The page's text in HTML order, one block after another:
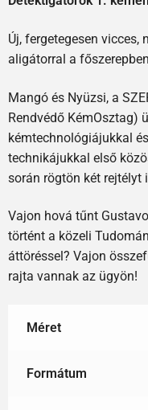
Új, fergetegesen vicces,
aligátorral a
Mangó és Nyüzsi, a
Rendvédő KémOsztag)
kémtechnológiájukkal
technikájukkal első
során rögtön két rejtélyt
Vajon hová tűnt
történt a közeli
áttöréssel? Vajon
rajta vannak az ügyön!
Méret
Formátum